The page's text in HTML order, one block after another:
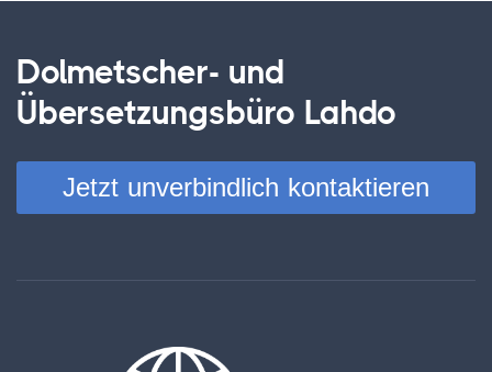
Dolmetscher- und
Übersetzungsbüro Lahdo
Jetzt unverbindlich kontaktieren